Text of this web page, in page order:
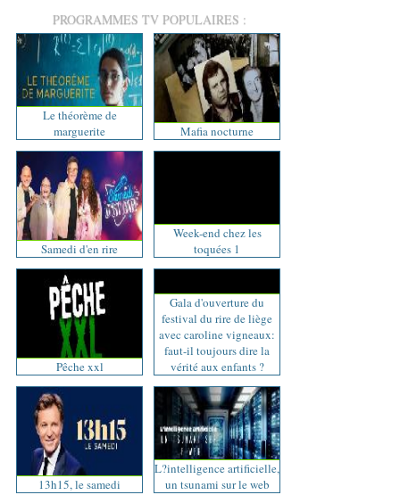
PROGRAMMES TV POPULAIRES :
Le théorème de
marguerite
Mafia nocturne
Samedi d'en rire
Week-end chez les
toquées 1
Pêche xxl
Gala d'ouverture du
festival du rire de liège
avec caroline vigneaux:
faut-il toujours dire la
vérité aux enfants ?
13h15, le samedi
L?intelligence artificielle,
un tsunami sur le web